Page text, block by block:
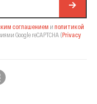
соглашением и политикой
Google reCAPTCHA (Privacy